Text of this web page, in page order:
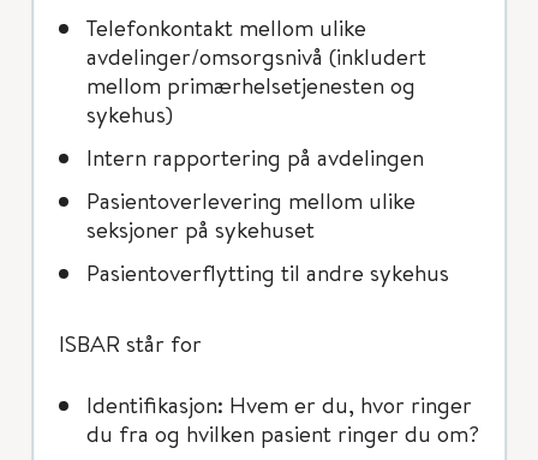
Telefonkontakt mellom ulike
avdelinger/omsorgsnivå (inkludert
mellom primærhelsetjenesten og
sykehus)
Intern rapportering på avdelingen
Pasientoverlevering mellom ulike
seksjoner på sykehuset
Pasientoverflytting til andre sykehus
ISBAR står for
Identifikasjon: Hvem er du, hvor ringer
du fra og hvilken pasient ringer du om?